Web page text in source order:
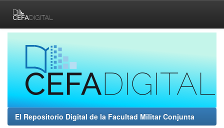
navigation
El Repositorio Digital de la Facultad Militar Conjunta